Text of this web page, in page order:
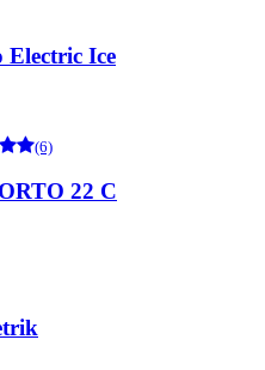
Electric Ice
(6)
22 C